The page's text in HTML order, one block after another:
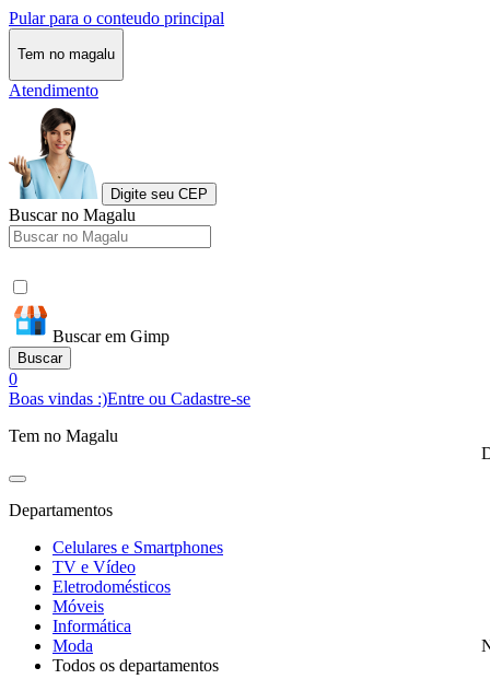
Pular para o conteudo principal
Tem no magalu
Atendimento
Digite seu CEP
Buscar no Magalu
Buscar em Gimp
Buscar
0
Boas vindas :)Entre ou Cadastre-se
Tem no Magalu
Departamentos
Celulares e Smartphones
TV e Vídeo
Eletrodomésticos
Móveis
Informática
Moda
Todos os departamentos